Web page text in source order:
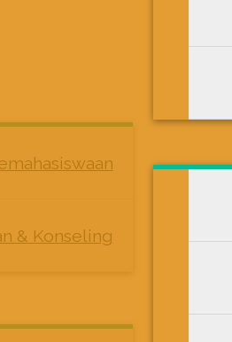
& Konseling